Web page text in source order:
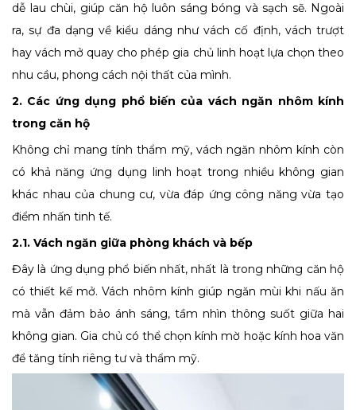
dễ lau chùi, giúp căn hộ luôn sáng bóng và sạch sẽ. Ngoài
ra, sự đa dạng về kiểu dáng như vách cố định, vách trượt
hay vách mở quay cho phép gia chủ linh hoạt lựa chọn theo
nhu cầu, phong cách nội thất của mình.
2. Các ứng dụng phổ biến của vách ngăn nhôm kính
trong căn hộ
Không chỉ mang tính thẩm mỹ, vách ngăn nhôm kính còn
có khả năng ứng dụng linh hoạt trong nhiều không gian
khác nhau của chung cư, vừa đáp ứng công năng vừa tạo
điểm nhấn tinh tế.
2.1. Vách ngăn giữa phòng khách và bếp
Đây là ứng dụng phổ biến nhất, nhất là trong những căn hộ
có thiết kế mở. Vách nhôm kính giúp ngăn mùi khi nấu ăn
mà vẫn đảm bảo ánh sáng, tầm nhìn thông suốt giữa hai
không gian. Gia chủ có thể chọn kính mờ hoặc kính hoa văn
để tăng tính riêng tư và thẩm mỹ.